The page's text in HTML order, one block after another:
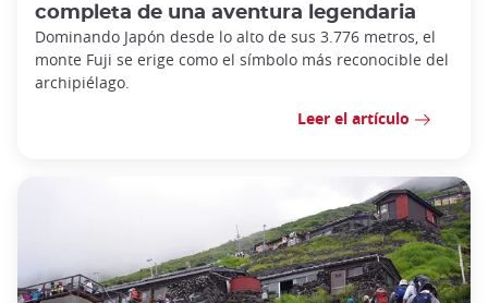
completa de una aventura legendaria
Dominando Japón desde lo alto de sus 3.776 metros, el
monte Fuji se erige como el símbolo más reconocible del
archipiélago.
Leer el artículo